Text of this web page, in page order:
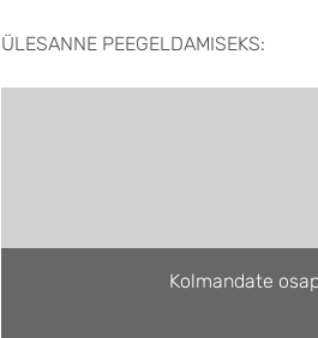
ÜLESANNE PEEGELDAMISEKS:
Kolmandate